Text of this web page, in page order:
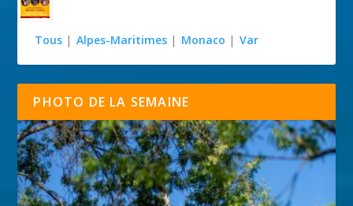
Tous | Alpes-Maritimes | Monaco | Var
PHOTO DE LA SEMAINE